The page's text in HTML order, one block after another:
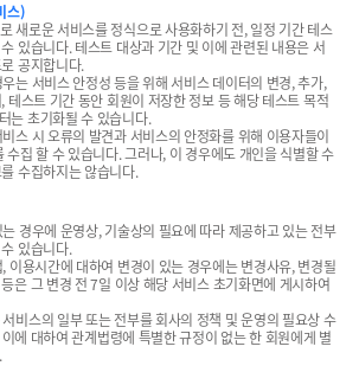
스)
새로운 서비스를 정식으로 사용화하기 전, 일정 기간 테스
있습니다. 테스트 대상과 기간 및 이에 관련된 내용은 서
공지합니다.
는 서비스 안정성 등을 위해 서비스 데이터의 변경, 추가,
테스트 기간 동안 회원이 저장한 정보 등 해당 테스트 목적
는 초기화될 수 있습니다.
스 시 오류의 발견과 서비스의 안정화를 위해 이용자들이
집 할 수 있습니다. 그러나, 이 경우에도 개인을 식별할 수
수집하지는 않습니다.
경우에 운영상, 기술상의 필요에 따라 제공하고 있는 전부
있습니다.
용시간에 대하여 변경이 있는 경우에는 변경사유, 변경될
은 그 변경 전 7일 이상 해당 서비스 초기화면에 게시하여
비스의 일부 또는 전부를 회사의 정책 및 운영의 필요상 수
에 대하여 관계법령에 특별한 규정이 없는 한 회원에게 별